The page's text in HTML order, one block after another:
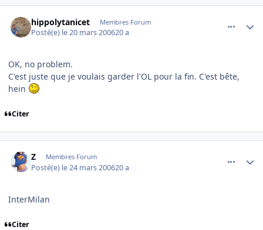
hippolytanicet Membres Forum
Posté(e) le 20 mars 200620 a
OK, no problem.
C'est juste que je voulais garder l'OL pour la fin. C'est bête,
hein
Citer
Z Membres Forum
Posté(e) le 24 mars 200620 a
InterMilan
Citer